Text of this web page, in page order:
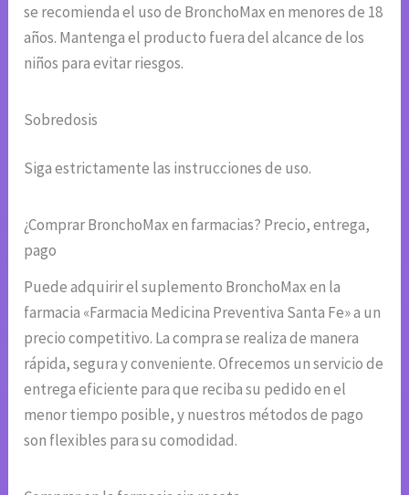
se recomienda el uso de BronchoMax en menores de 18
años. Mantenga el producto fuera del alcance de los
niños para evitar riesgos.
Sobredosis
Siga estrictamente las instrucciones de uso.
¿Comprar BronchoMax en farmacias? Precio, entrega,
pago
Puede adquirir el suplemento BronchoMax en la
farmacia «Farmacia Medicina Preventiva Santa Fe» a un
precio competitivo. La compra se realiza de manera
rápida, segura y conveniente. Ofrecemos un servicio de
entrega eficiente para que reciba su pedido en el
menor tiempo posible, y nuestros métodos de pago
son flexibles para su comodidad.